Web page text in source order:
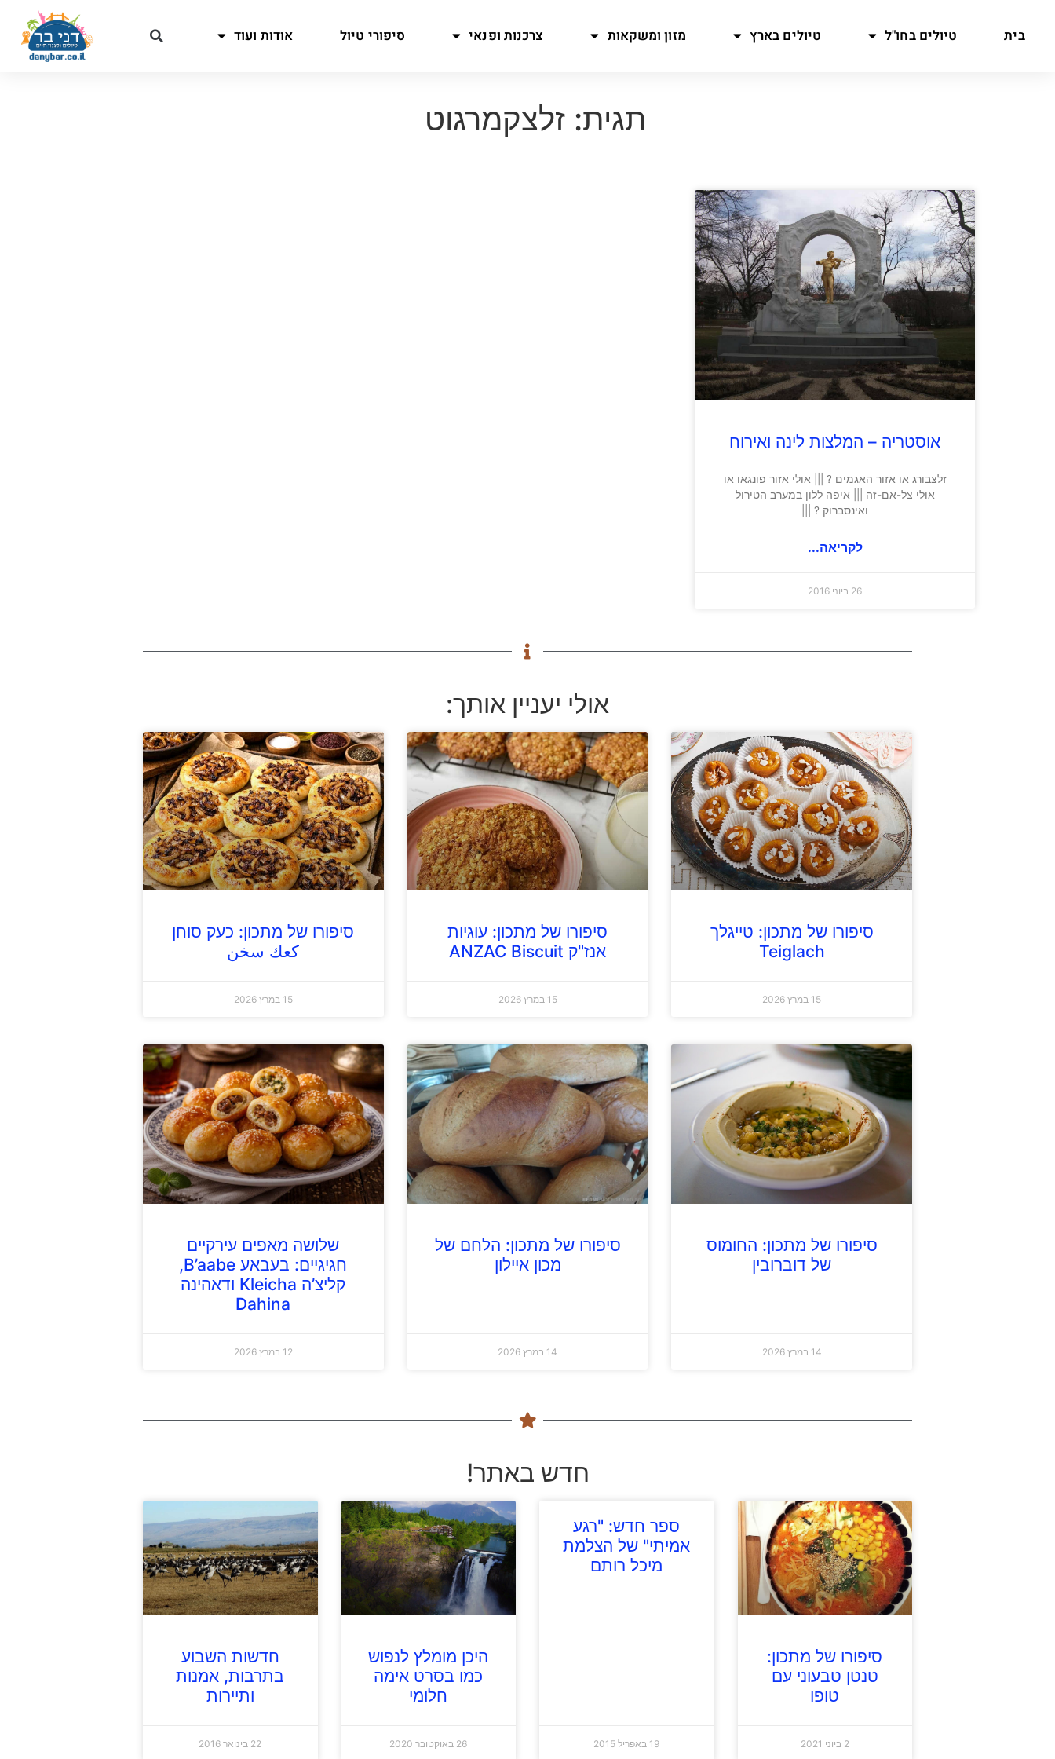
בית טיולים בחו"ל טיולים בארץ מזון ומשקאות צרכנות ופנאי סיפורי טיול אודות ועוד
תגית: זלצקמרגוט
אוסטריה – המלצות לינה ואירוח
זלצבורג או אזור האגמים ? ||| אולי אזור פונגאו או
אולי צל-אם-זה ||| איפה ללון במערב הטירול
ואינסברוק ? |||
לקריאה...
26 ביוני 2016
אולי יעניין אותך:
סיפורו של מתכון: טייגלך
Teiglach
15 במרץ 2026
סיפורו של מתכון: עוגיות
אנז"ק ANZAC Biscuit
15 במרץ 2026
סיפורו של מתכון: כעק סוחן
كعك سخن
15 במרץ 2026
סיפורו של מתכון: החומוס
של דוברובין
14 במרץ 2026
סיפורו של מתכון: הלחם של
מכון איילון
14 במרץ 2026
שלושה מאפים עירקיים
חגיגיים: בעבאע B’aabe,
קליצ’ה Kleicha ודאהינה
Dahina
12 במרץ 2026
חדש באתר!
סיפורו של מתכון:
טנטן טבעוני עם
טופו
2 ביוני 2021
ספר חדש: "רגע
אמיתי" של הצלמת
מיכל רותם
19 באפריל 2015
היכן מומלץ לנפוש
כמו בסרט אימה
חלומי
26 באוקטובר 2020
חדשות השבוע
בתרבות, אמנות
ותיירות
22 בינואר 2016